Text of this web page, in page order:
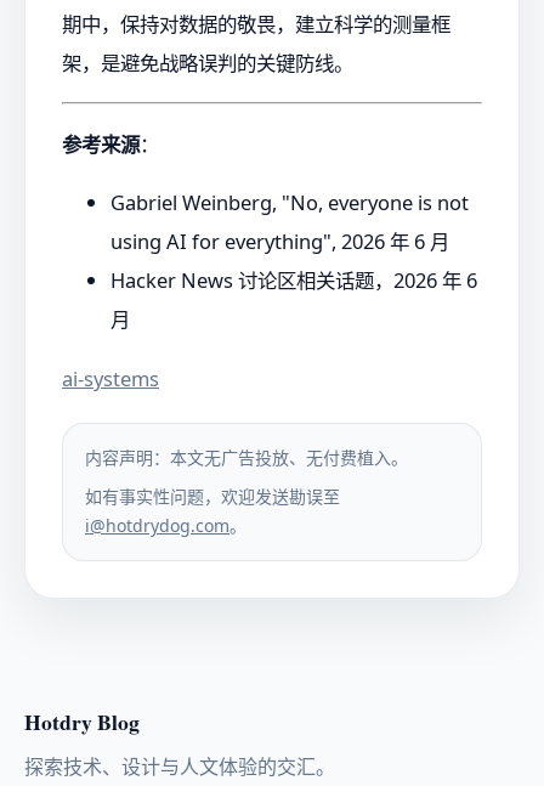
期中，保持对数据的敬畏，建立科学的测量框
架，是避免战略误判的关键防线。
参考来源：
Gabriel Weinberg, "No, everyone is not
using AI for everything", 2026 年 6 月
Hacker News 讨论区相关话题，2026 年 6
月
ai-systems
内容声明：本文无广告投放、无付费植入。
如有事实性问题，欢迎发送勘误至
i@hotdrydog.com。
Hotdry Blog
探索技术、设计与人文体验的交汇。